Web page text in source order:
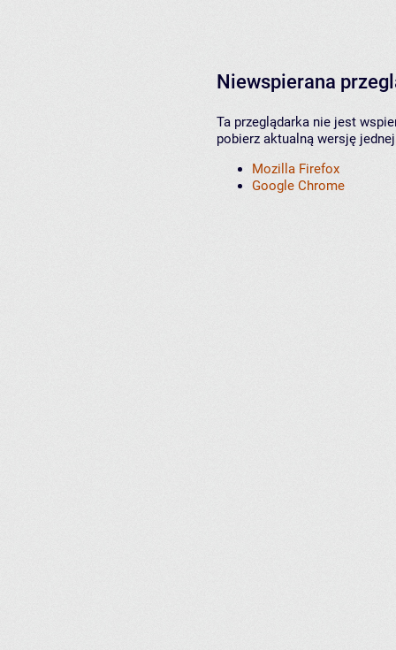
Niewspierana
Ta przeglądarka nie jest
pobierz aktualną wersję
Mozilla Firefox
Google Chrome